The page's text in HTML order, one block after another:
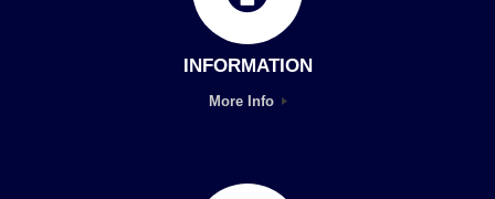
INFORMATION
More Info